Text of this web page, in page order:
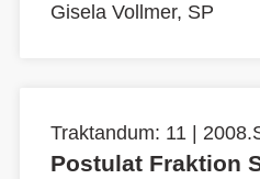
Gisela Vollmer, SP
Traktandum: 11 |
Postulat Fraktion